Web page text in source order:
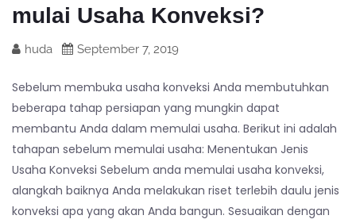
mulai Usaha Konveksi?
huda September 7, 2019
Sebelum membuka usaha konveksi Anda membutuhkan
beberapa tahap persiapan yang mungkin dapat
membantu Anda dalam memulai usaha. Berikut ini adalah
tahapan sebelum memulai usaha: Menentukan Jenis
Usaha Konveksi Sebelum anda memulai usaha konveksi,
alangkah baiknya Anda melakukan riset terlebih daulu jenis
konveksi apa yang akan Anda bangun. Sesuaikan dengan